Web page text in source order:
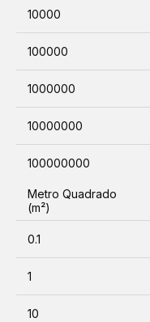
10000
100000
1000000
10000000
100000000
Metro Quadrado
(m²)
0.1
1
10